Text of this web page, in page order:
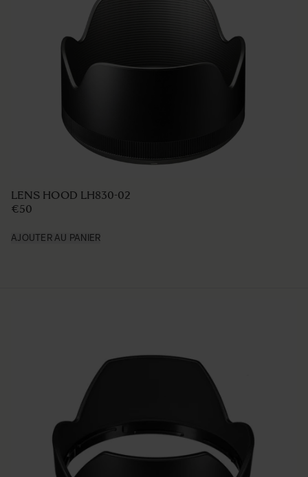
LENS HOOD LH830-02
€50
AJOUTER AU PANIER